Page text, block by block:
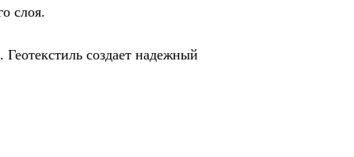
слоя.
создает надежный